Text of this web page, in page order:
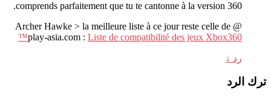
comprends parfaitement que tu te cantonne à la version 360.
@ Archer Hawke > la meilleure liste à ce jour reste celle de
play-asia.com : Liste de compatibilité des jeux Xbox360™
رد ↓
ترك الرد